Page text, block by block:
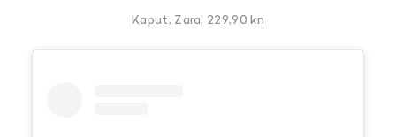
Kaput, Zara, 229,90 kn